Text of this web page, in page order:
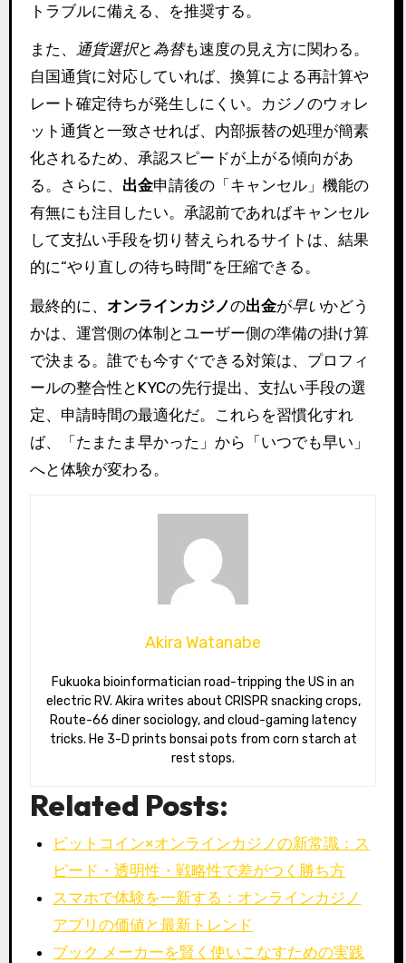
トラブルに備える、を推奨する。
また、 通貨選択と為替も速度の見え方に関わる。
自国通貨に対応していれば、換算による再計算や
レート確定待ちが発生しにくい。カジノのウォレ
ット通貨と一致させれば、内部振替の処理が簡素
化されるため、承認スピードが上がる傾向があ
る。さらに、 出金申請後の「キャンセル」機能の
有無にも注目したい。承認前であればキャンセル
して支払い手段を切り替えられるサイトは、結果
的に“やり直しの待ち時間”を圧縮できる。
最終的に、 オンラインカジノの出金が早いかどう
かは、運営側の体制とユーザー側の準備の掛け算
で決まる。誰でも今すぐできる対策は、プロフィ
ールの整合性とKYCの先行提出、支払い手段の選
定、申請時間の最適化だ。これらを習慣化すれ
ば、「たまたま早かった」から「いつでも早い」
へと体験が変わる。
Akira Watanabe
Fukuoka bioinformatician road-tripping the US in an
electric RV. Akira writes about CRISPR snacking crops,
Route-66 diner sociology, and cloud-gaming latency
tricks. He 3-D prints bonsai pots from corn starch at
rest stops.
Related Posts:
ビットコイン×オンラインカジノの新常識：ス
ピード・透明性・戦略性で差がつく勝ち方
スマホで体験を一新する：オンラインカジノ
アプリの価値と最新トレンド
ブック メーカーを賢く使いこなすための実践